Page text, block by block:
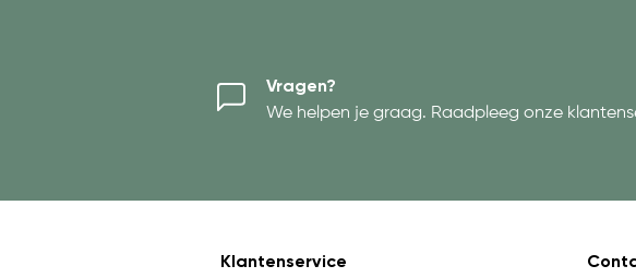
Vragen?
We helpen je graag. Raadpleeg onze
Klantenservice